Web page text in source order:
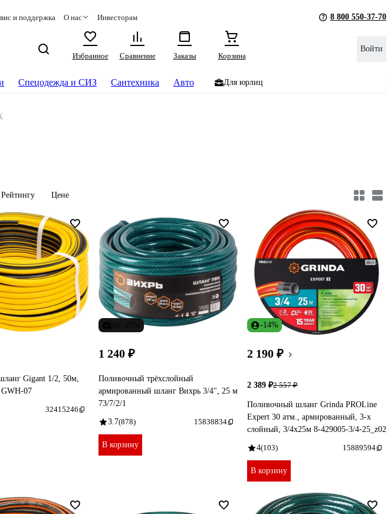
и поддержка О нас Инвесторам 8 800 550-37-70
Избранное
Сравнение Заказы Корзина
Войти
Спецодежда и СИЗ Сантехника Авто Для юрлиц
Рейтингу Цене
Gigant 1/2, 50м,
GWH-07
32415246
1 240 ₽
Поливочный трёхслойный
армированный шланг Вихрь 3/4", 25 м
73/7/2/1
3.7(878) 15838834
В корзину
-14%
2 190 ₽
2 389 ₽2 557 ₽
Поливочный шланг Grinda PROLine
Expert 30 атм., армированный, 3-х
слойный, 3/4х25м 8-429005-3/4-25_z02
4(103) 15889594
В корзину